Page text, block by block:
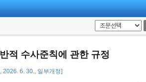
적 수사준칙에 관한 규정
2026. 6. 30., 일부개정]